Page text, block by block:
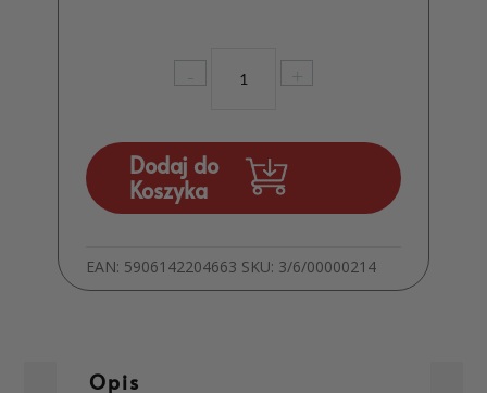
-
Kubek
Jesteś
Upominek
dla
Urodziny
+
Dodaj do
Koszyka
EAN: 5906142204663 SKU: 3/6/00000214
Opis